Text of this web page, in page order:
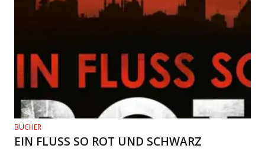
BÜCHER
EIN FLUSS SO ROT UND SCHWARZ